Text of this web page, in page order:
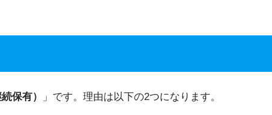
保有） 」です。理由は以下の2つになります。